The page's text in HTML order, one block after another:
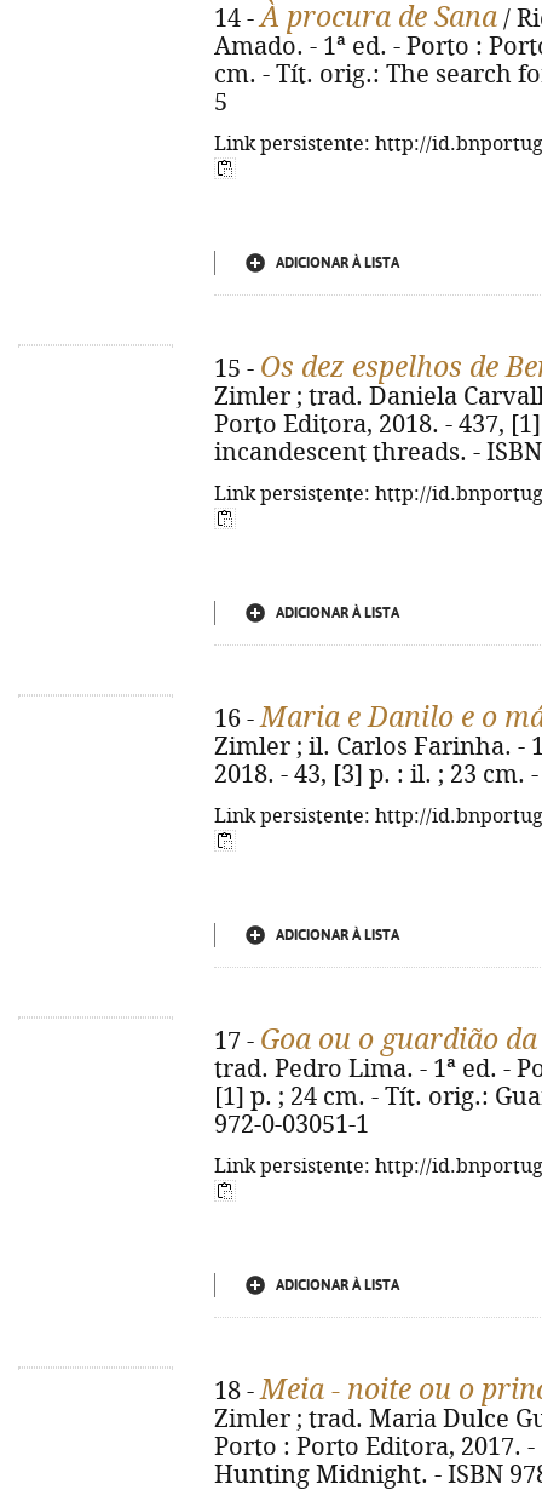
14 -À procura de Sana /
Amado. - 1ª ed. - Porto :
cm. - Tít. orig.: The search
5
Link persistente: http://
ADICIONAR À LISTA
15 - Os dez espelhos de
Zimler ; trad. Daniela
Porto Editora, 2018. - 437,
incandescent threads. -
Link persistente: http://
ADICIONAR À LISTA
16 -Maria e Danilo e o
Zimler ; il. Carlos Farinha. -
2018. - 43, [3] p. : il. ; 23 cm.
Link persistente: http://
ADICIONAR À LISTA
17 - Goa ou o guardião
trad. Pedro Lima. - 1ª ed. -
[1] p. ; 24 cm. - Tít. orig.:
972-0-03051-1
Link persistente: http://
ADICIONAR À LISTA
18 -Meia - noite ou o
Zimler ; trad. Maria Dulce
Porto : Porto Editora, 2017.
Hunting Midnight. - ISBN